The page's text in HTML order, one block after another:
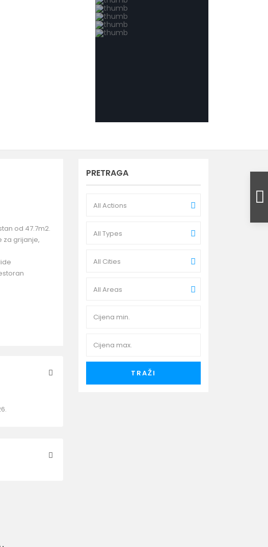
od 47.7m2.
za grijanje,
PRETRAGA
All Actions
All Types
All Cities
All Areas
TRAŽI